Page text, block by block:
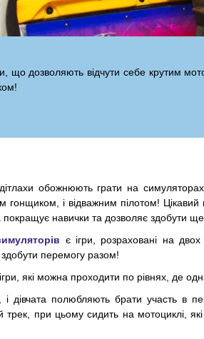
що дозволяють відчути себе крутим
дітлахи обожнюють грати на
гонщиком, і відважним пілотом! Цікавий
покращує навички та дозволяє здобути ще
є ігри, розраховані на
здобути перемогу разом!
які можна проходити по рівнях, де
і дівчата полюбляють брати участь в
трек, при цьому сидить на мотоциклі,